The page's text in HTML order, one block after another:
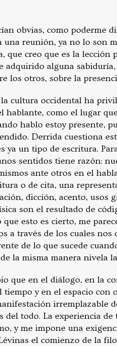
obvias, como poderme
una reunión, ya no lo son
que creo que es la
adquirido alguna
los otros, sobre la
cultura occidental ha
hablante, como el lugar
hablo estoy presente,
Derrida cuestiona
ya un tipo de escritura.
sentidos tiene razón:
ante otros en el
o de cita, una
dicción, acento, usos
son el resultado de
esto es cierto, me
a través de los cuales
de lo que sucede
la misma manera nivela
que en el diálogo, en la
y en el espacio con
irremplazable
del todo. La experiencia
y me impone una
el comienzo de la